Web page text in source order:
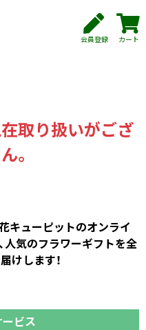
会員登録 カート
取り扱いがござ
。
キューピットのオンライ
人気のフラワーギフトを全
けします！
ビス